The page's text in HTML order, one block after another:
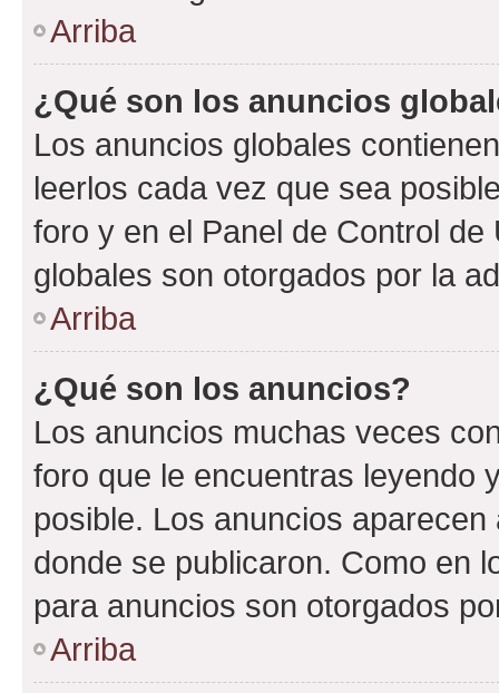
Arriba
¿Qué son los anuncios
Los anuncios globales
leerlos cada vez que sea
foro y en el Panel de Control
globales son otorgados por la
Arriba
¿Qué son los anuncios?
Los anuncios muchas veces
foro que le encuentras leyendo
posible. Los anuncios
donde se publicaron. Como en
para anuncios son otorgados
Arriba